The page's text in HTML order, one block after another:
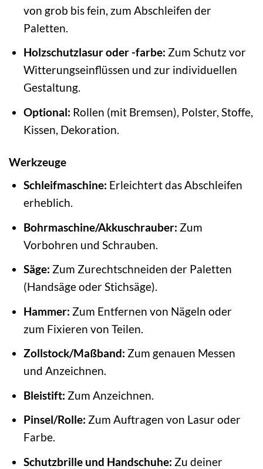
von grob bis fein, zum Abschleifen der
Paletten.
Holzschutzlasur oder -farbe: Zum Schutz vor
Witterungseinflüssen und zur individuellen
Gestaltung.
Optional: Rollen (mit Bremsen), Polster, Stoffe,
Kissen, Dekoration.
Werkzeuge
Schleifmaschine: Erleichtert das Abschleifen
erheblich.
Bohrmaschine/Akkuschrauber: Zum
Vorbohren und Schrauben.
Säge: Zum Zurechtschneiden der Paletten
(Handsäge oder Stichsäge).
Hammer: Zum Entfernen von Nägeln oder
zum Fixieren von Teilen.
Zollstock/Maßband: Zum genauen Messen
und Anzeichnen.
Bleistift: Zum Anzeichnen.
Pinsel/Rolle: Zum Auftragen von Lasur oder
Farbe.
Schutzbrille und Handschuhe: Zu deiner